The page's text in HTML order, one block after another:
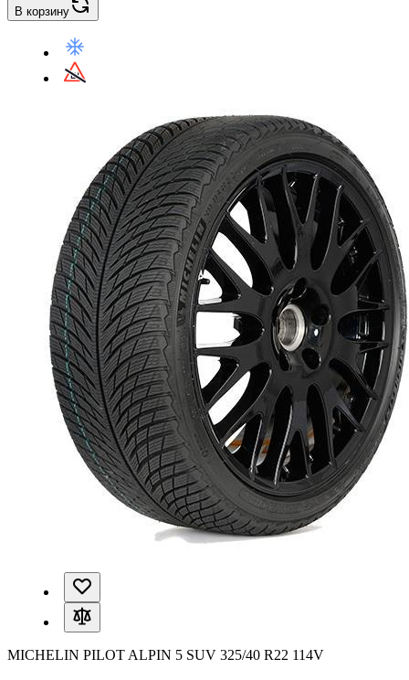
В корзину
MICHELIN PILOT ALPIN 5 SUV 325/40 R22 114V